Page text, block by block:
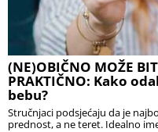
(NE)OBIČNO MOŽE
PRAKTIČNO: Kako
bebu?
Stručnjaci podsjećaju da je
prednost, a ne teret. Idealno